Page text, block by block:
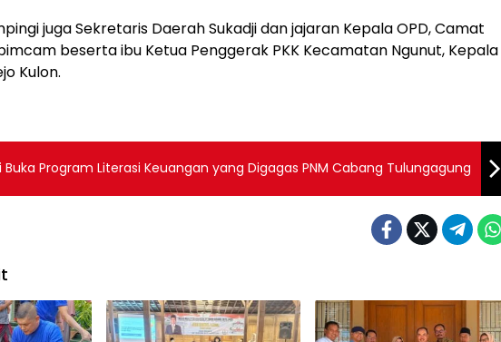
juga Sekretaris Daerah Sukadji dan jajaran Kepala OPD, Camat
beserta ibu Ketua Penggerak PKK Kecamatan Ngunut, Kepala
Kulon.
Buka Program Literasi Keuangan yang Digagas PNM Cabang Tulungagung